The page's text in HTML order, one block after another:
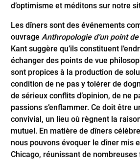
d’optimisme et méditons sur notre
Les dîners sont des événements
ouvrageAnthropologie d’un point
Kant suggère qu’ils constituent
échanger des points de vue
sont propices à la production de
condition de ne pas y tolérer de
de sérieux conflits d’opinion, de ne
passions s’enflammer. Ce doit être
convivial, un lieu où règnent la
mutuel. En matière de dîners
nous pouvons évoquer le dîner mis
Chicago, réunissant de